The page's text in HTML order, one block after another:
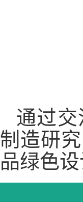
通过
制造研
品绿色